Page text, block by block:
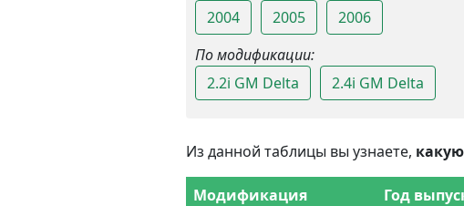
2004
2005
2006
По модификации:
2.2i GM Delta
2.4i GM Delta
Из данной таблицы вы узнаете,
Модификация Год